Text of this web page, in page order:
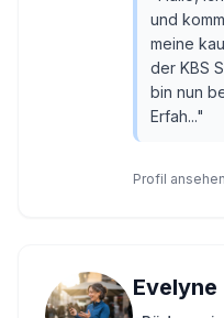
und
meine
der KBS
bin nun
Erfah..."
Profil ansehen
Evelyne